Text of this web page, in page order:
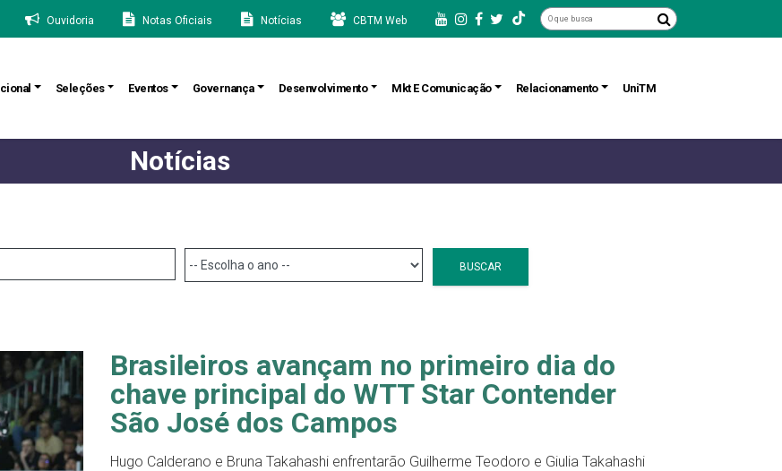
Ouvidoria Notas Oficiais Notícias CBTM Web
Seleções Eventos Governança Desenvolvimento Mkt E Comunicação Relacionamento UniTM
Notícias
BUSCAR
Brasileiros avançam no primeiro dia do
chave principal do WTT Star Contender
São José dos Campos
Hugo Calderano e Bruna Takahashi enfrentarão Guilherme Teodoro e Giulia Takahashi